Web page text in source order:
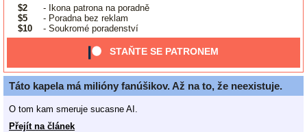
$2
- Ikona patrona na poradně
$5
- Poradna bez reklam
$10
- Soukromé poradenství
STAŇTE SE PATRONEM
Táto kapela má milióny fanúšikov. Až na to, že neexistuje.
O tom kam smeruje sucasne AI.
Přejít na článek